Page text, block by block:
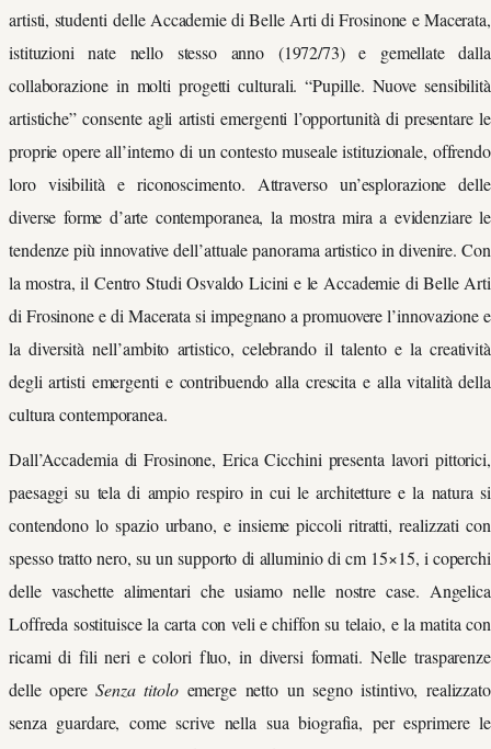
artisti, studenti delle Accademie di Belle Arti di Frosinone e Macerata,
istituzioni nate nello stesso anno (1972/73) e gemellate dalla
collaborazione in molti progetti culturali. “Pupille. Nuove sensibilità
artistiche” consente agli artisti emergenti l’opportunità di presentare le
proprie opere all’interno di un contesto museale istituzionale, offrendo
loro visibilità e riconoscimento. Attraverso un’esplorazione delle
diverse forme d’arte contemporanea, la mostra mira a evidenziare le
tendenze più innovative dell’attuale panorama artistico in divenire. Con
la mostra, il Centro Studi Osvaldo Licini e le Accademie di Belle Arti
di Frosinone e di Macerata si impegnano a promuovere l’innovazione e
la diversità nell’ambito artistico, celebrando il talento e la creatività
degli artisti emergenti e contribuendo alla crescita e alla vitalità della
cultura contemporanea.
Dall’Accademia di Frosinone, Erica Cicchini presenta lavori pittorici,
paesaggi su tela di ampio respiro in cui le architetture e la natura si
contendono lo spazio urbano, e insieme piccoli ritratti, realizzati con
spesso tratto nero, su un supporto di alluminio di cm 15×15, i coperchi
delle vaschette alimentari che usiamo nelle nostre case. Angelica
Loffreda sostituisce la carta con veli e chiffon su telaio, e la matita con
ricami di fili neri e colori fluo, in diversi formati. Nelle trasparenze
delle opereSenza titolo emerge netto un segno istintivo, realizzato
senza guardare, come scrive nella sua biografia, per esprimere le